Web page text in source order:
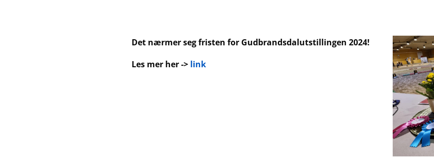
Det nærmer seg fristen for Gudbrandsdalutstillingen 2024!
Les mer her -> link